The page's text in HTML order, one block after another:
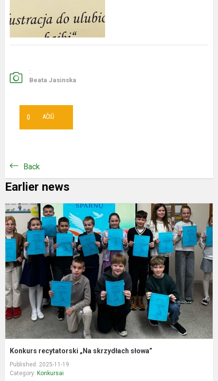
:
Beata Jasinska
AČIŪ
0
Back
Earlier news
Konkurs recytatorski „Na skrzydłach słowa”
Published: 2025-11-19
Category: Konkursai